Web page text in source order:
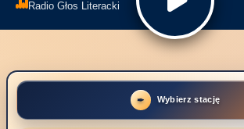
Radio Głos Literacki
Wybierz stację